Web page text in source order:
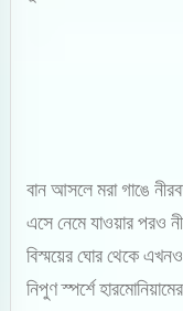
বান আসলে মরা গাঙে
এসে নেমে যাওয়ার পরও
বিস্ময়ের ঘোর থেকে
নিপুণ স্পর্শে